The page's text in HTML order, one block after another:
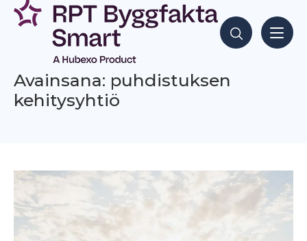
Siirry
sisältöön
Hae sisältöjä
Avainsana: puhdistuksen
kehitysyhtiö